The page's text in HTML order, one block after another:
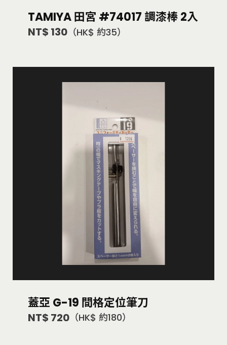
TAMIYA 田宮 #74017 調漆棒 2入
NT$ 130 （HK$ 約35）
蓋亞 G-19 間格定位筆刀
NT$ 720 （HK$ 約180）